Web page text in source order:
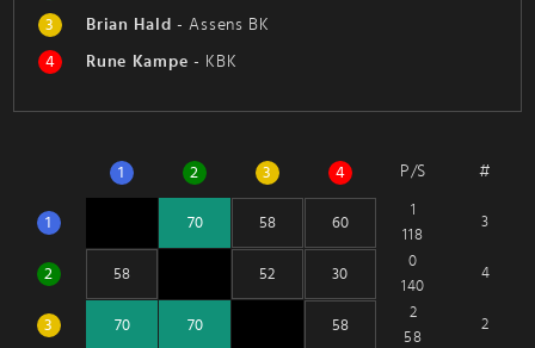
3
Brian Hald -Assens BK
4
Rune Kampe - KBK
1 2 3 4 P/S #
1
1
118
3
2
0
140
4
3
2
58
2